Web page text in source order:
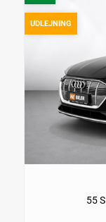
408hk
Km/L
UDLEJNING
55